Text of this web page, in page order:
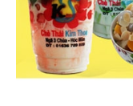
Dịch Vụ
Hàng Tiêu Dùng
Xây Dựng